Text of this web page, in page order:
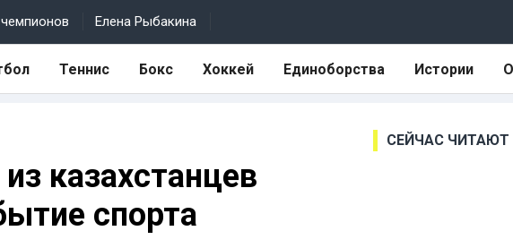
Елена Рыбакина
Теннис Бокс Хоккей Единоборства Истории
казахстанцев
спорта
СЕЙЧАС ЧИТАЮТ